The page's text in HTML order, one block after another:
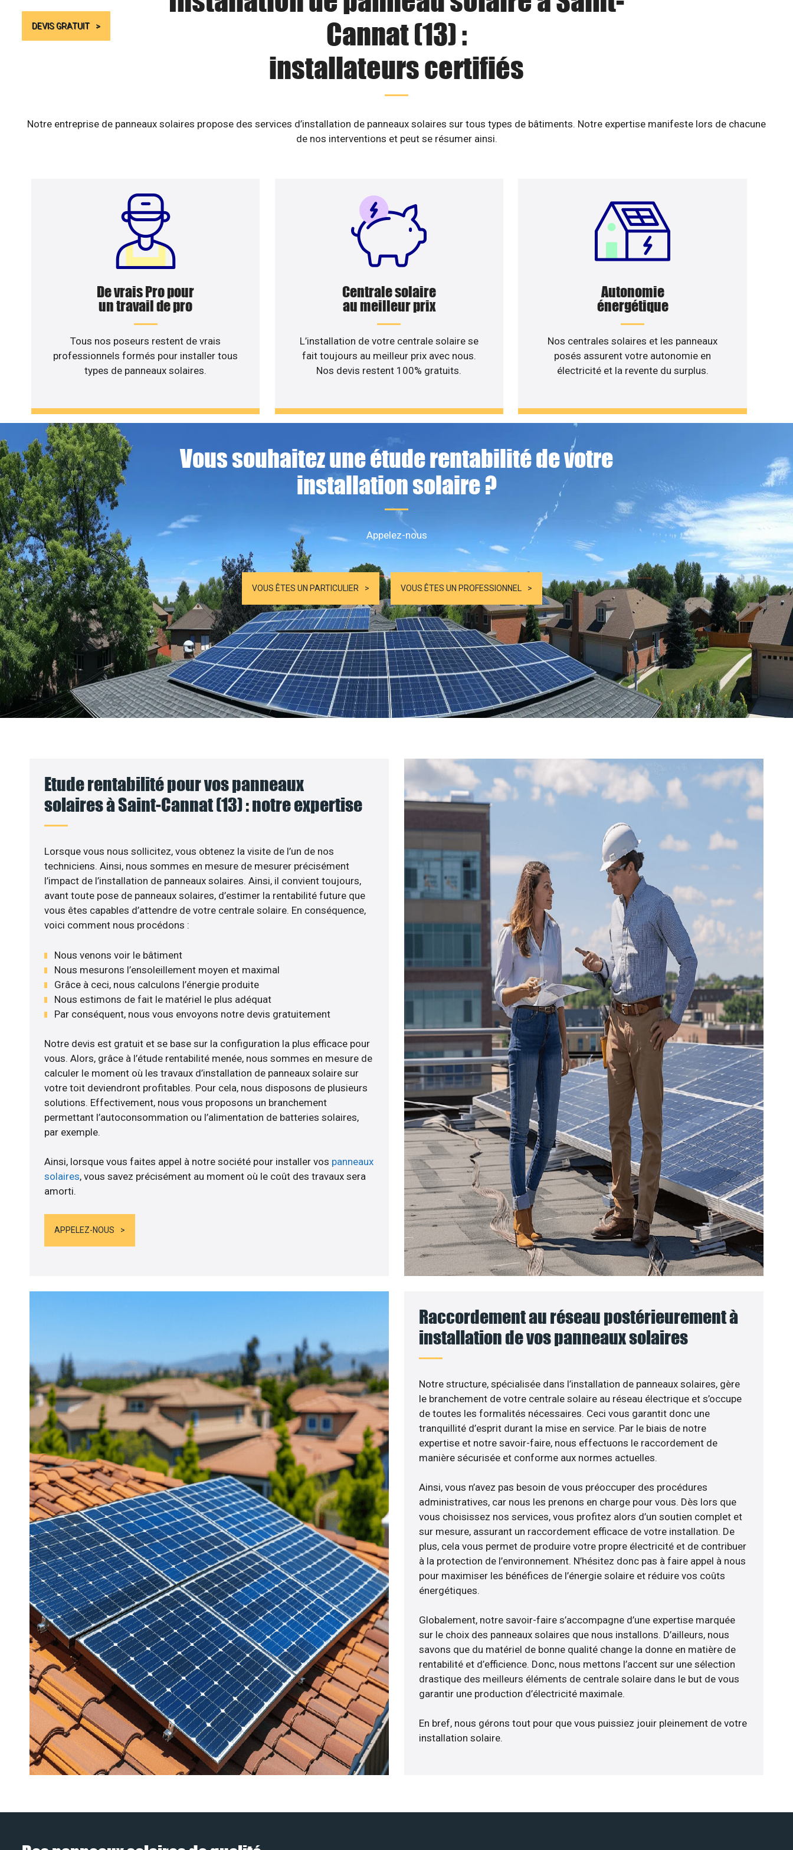
DEVIS GRATUIT
Cannat (13) :
installateurs certifiés
Notre entreprise de panneaux solaires propose des services d’installation de panneaux solaires sur tous types de bâtiments. Notre expertise manifeste lors de chacune
de nos interventions et peut se résumer ainsi.
De vrais Pro pour
un travail de pro
Tous nos poseurs restent de vrais
professionnels formés pour installer tous
types de panneaux solaires.
Centrale solaire
au meilleur prix
L’installation de votre centrale solaire se
fait toujours au meilleur prix avec nous.
Nos devis restent 100% gratuits.
Autonomie
énergétique
Nos centrales solaires et les panneaux
posés assurent votre autonomie en
électricité et la revente du surplus.
Vous souhaitez une étude rentabilité de votre
installation solaire ?
Appelez-nous
VOUS ÊTES UN PARTICULIER VOUS ÊTES UN PROFESSIONNEL
Etude rentabilité pour vos panneaux
solaires à Saint-Cannat (13) : notre expertise
Lorsque vous nous sollicitez, vous obtenez la visite de l’un de nos
techniciens. Ainsi, nous sommes en mesure de mesurer précisément
l’impact de l’installation de panneaux solaires. Ainsi, il convient toujours,
avant toute pose de panneaux solaires, d’estimer la rentabilité future que
vous êtes capables d’attendre de votre centrale solaire. En conséquence,
voici comment nous procédons :
Nous venons voir le bâtiment
Nous mesurons l’ensoleillement moyen et maximal
Grâce à ceci, nous calculons l’énergie produite
Nous estimons de fait le matériel le plus adéquat
Par conséquent, nous vous envoyons notre devis gratuitement
Notre devis est gratuit et se base sur la configuration la plus efficace pour
vous. Alors, grâce à l’étude rentabilité menée, nous sommes en mesure de
calculer le moment où les travaux d’installation de panneaux solaire sur
votre toit deviendront profitables. Pour cela, nous disposons de plusieurs
solutions. Effectivement, nous vous proposons un branchement
permettant l’autoconsommation ou l’alimentation de batteries solaires,
par exemple.
Ainsi, lorsque vous faites appel à notre société pour installer vos panneaux
solaires, vous savez précisément au moment où le coût des travaux sera
amorti.
APPELEZ-NOUS
Raccordement au réseau postérieurement à
installation de vos panneaux solaires
Notre structure, spécialisée dans l’installation de panneaux solaires, gère
le branchement de votre centrale solaire au réseau électrique et s’occupe
de toutes les formalités nécessaires. Ceci vous garantit donc une
tranquillité d’esprit durant la mise en service. Par le biais de notre
expertise et notre savoir-faire, nous effectuons le raccordement de
manière sécurisée et conforme aux normes actuelles.
Ainsi, vous n’avez pas besoin de vous préoccuper des procédures
administratives, car nous les prenons en charge pour vous. Dès lors que
vous choisissez nos services, vous profitez alors d’un soutien complet et
sur mesure, assurant un raccordement efficace de votre installation. De
plus, cela vous permet de produire votre propre électricité et de contribuer
à la protection de l’environnement. N’hésitez donc pas à faire appel à nous
pour maximiser les bénéfices de l’énergie solaire et réduire vos coûts
énergétiques.
Globalement, notre savoir-faire s’accompagne d’une expertise marquée
sur le choix des panneaux solaires que nous installons. D’ailleurs, nous
savons que du matériel de bonne qualité change la donne en matière de
rentabilité et d’efficience. Donc, nous mettons l’accent sur une sélection
drastique des meilleurs éléments de centrale solaire dans le but de vous
garantir une production d’électricité maximale.
En bref, nous gérons tout pour que vous puissiez jouir pleinement de votre
installation solaire.